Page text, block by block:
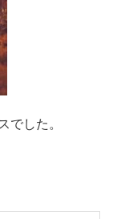
でした。